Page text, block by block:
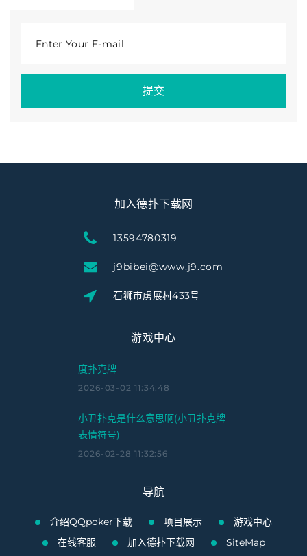
Enter Your E-mail
提交
加入德扑下载网
13594780319
j9bibei@www.j9.com
石狮市虏展村433号
游戏中心
度扑克牌
2026-03-02 11:34:48
小丑扑克是什么意思啊(小丑扑克牌
表情符号)
2026-02-28 11:32:56
导航
介绍QQpoker下载 项目展示
游戏中心
在线客服
加入德扑下载网 SiteMap